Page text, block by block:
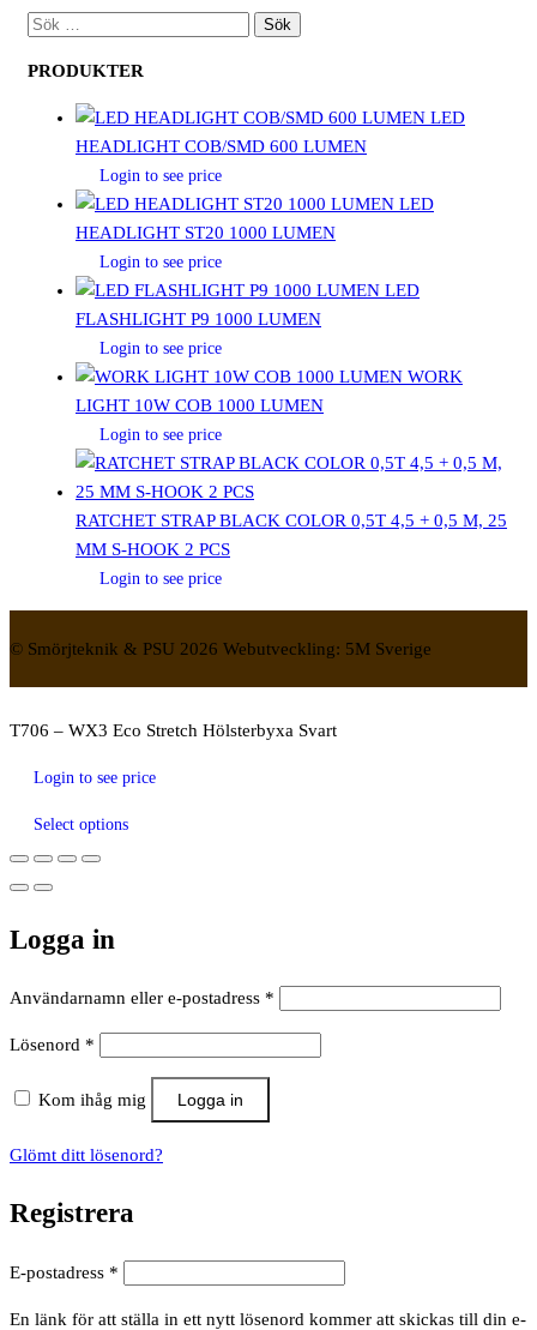
SÖK
PRODUKTER
LED
HEADLIGHT COB/SMD 600 LUMEN
Login to see price
LED
HEADLIGHT ST20 1000 LUMEN
Login to see price
LED
FLASHLIGHT P9 1000 LUMEN
Login to see price
WORK
LIGHT 10W COB 1000 LUMEN
Login to see price
RATCHET STRAP BLACK COLOR 0,5T 4,5 + 0,5 M, 25
MM S-HOOK 2 PCS
Login to see price
© Smörjteknik & PSU 2026 Webutveckling: 5M Sverige
T706 – WX3 Eco Stretch Hölsterbyxa Svart
Login to see price
Select options
Logga in
Användarnamn eller e-postadress *
Lösenord *
Kom ihåg mig Logga in
Glömt ditt lösenord?
Registrera
E-postadress *
En länk för att ställa in ett nytt lösenord kommer att skickas till din e-